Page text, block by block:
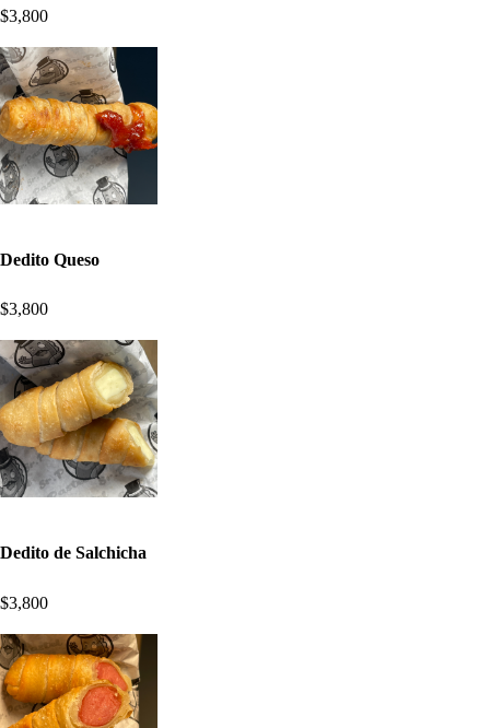
$3,800
Dedito Queso
$3,800
Dedito de Salchicha
$3,800